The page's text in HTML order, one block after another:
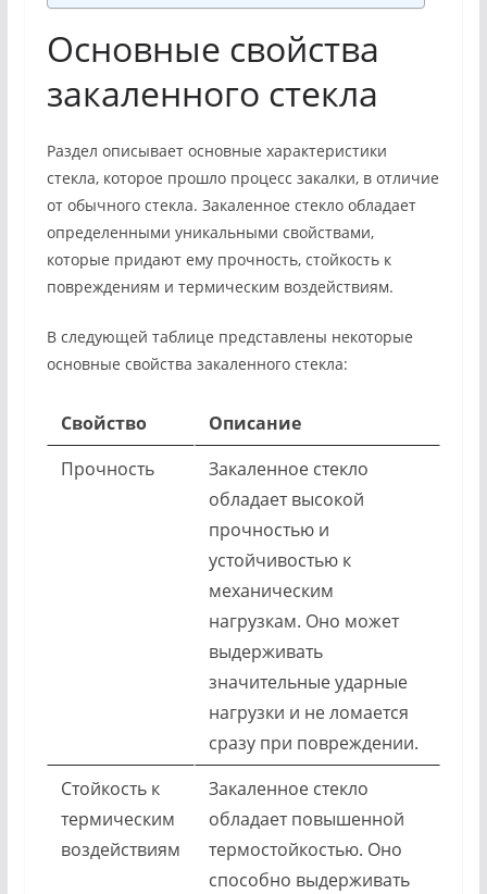
Основные свойства
закаленного стекла
Раздел описывает основные характеристики
стекла, которое прошло процесс закалки, в отличие
от обычного стекла. Закаленное стекло обладает
определенными уникальными свойствами,
которые придают ему прочность, стойкость к
повреждениям и термическим воздействиям.
В следующей таблице представлены некоторые
основные свойства закаленного стекла:
Свойство
Описание
Прочность
Закаленное стекло
обладает высокой
прочностью и
устойчивостью к
механическим
нагрузкам. Оно может
выдерживать
значительные ударные
нагрузки и не ломается
сразу при повреждении.
Стойкость к
термическим
воздействиям
Закаленное стекло
обладает повышенной
термостойкостью. Оно
способно выдерживать